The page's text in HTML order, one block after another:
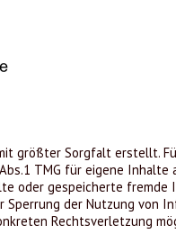
größter Sorgfalt erstellt.
TMG für eigene
oder gespeicherte fremde
der Nutzung von
Rechtsverletzung